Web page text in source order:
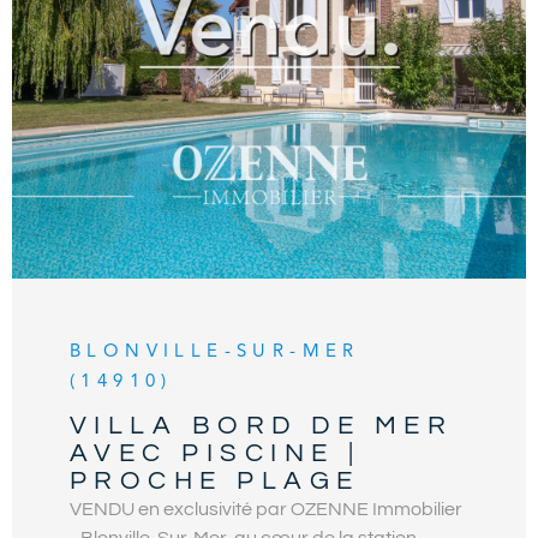
disponibles sur le site Géorisques
BLONVILLE-SUR-MER
(14910)
VILLA BORD DE MER
AVEC PISCINE |
PROCHE PLAGE
VENDU en exclusivité par OZENNE Immobilier
VOIR LE BIEN